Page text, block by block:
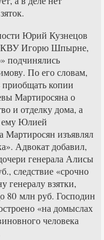
Юрий Кузнецов
ККВУ Игорю Шпырне,
подчинялись
По его словам,
приобщать копии
Мартиросяна о
и отделку дома, а
ему Юлией
изъявлял
Адвокат добавил,
генерала Алисы
следствие «срочно
генералу взятки,
80 млн руб. Господин
«на домыслах
человека